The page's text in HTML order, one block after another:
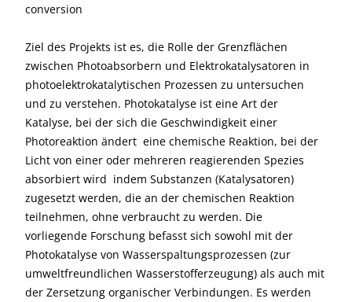
conversion
Ziel des Projekts ist es, die Rolle der Grenzflächen
zwischen Photoabsorbern und Elektrokatalysatoren in
photoelektrokatalytischen Prozessen zu untersuchen
und zu verstehen. Photokatalyse ist eine Art der
Katalyse, bei der sich die Geschwindigkeit einer
Photoreaktion ändert  eine chemische Reaktion, bei der
Licht von einer oder mehreren reagierenden Spezies
absorbiert wird  indem Substanzen (Katalysatoren)
zugesetzt werden, die an der chemischen Reaktion
teilnehmen, ohne verbraucht zu werden. Die
vorliegende Forschung befasst sich sowohl mit der
Photokatalyse von Wasserspaltungsprozessen (zur
umweltfreundlichen Wasserstofferzeugung) als auch mit
der Zersetzung organischer Verbindungen. Es werden